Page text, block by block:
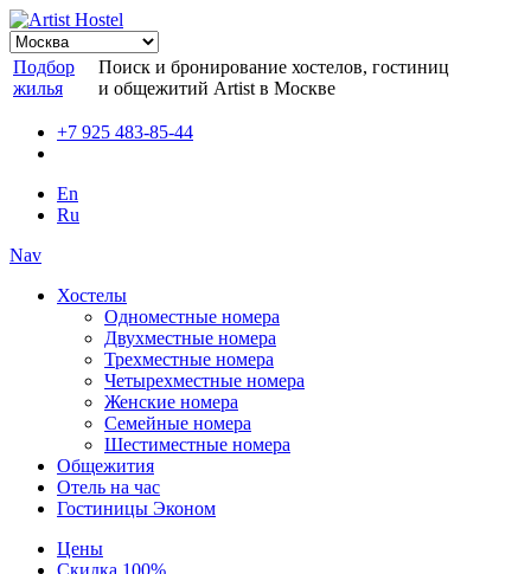
Подбор
жилья
Поиск и бронирование хостелов, гостиниц
и общежитий Artist в Москве
+7 925 483-85-44
En
Ru
Nav
Хостелы
Одноместные номера
Двухместные номера
Трехместные номера
Четырехместные номера
Женские номера
Семейные номера
Шестиместные номера
Общежития
Отель на час
Гостиницы Эконом
Цены
Скидка 100%